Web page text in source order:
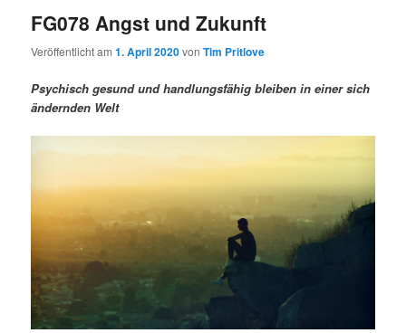
r
m
ä
r
n
I
e
u
n
d
r
e
t
a
s
n
a
v
g
a
t
i
o
n
FG078 Angst und Zukunft
Veröffentlicht am1. April 2020vonTim Pritlove
Psychisch gesund und handlungsfähig bleiben in einer sich
ändernden Welt